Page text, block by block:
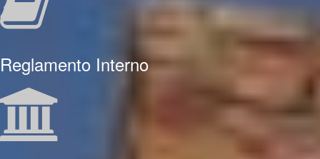
Reglamento Interno